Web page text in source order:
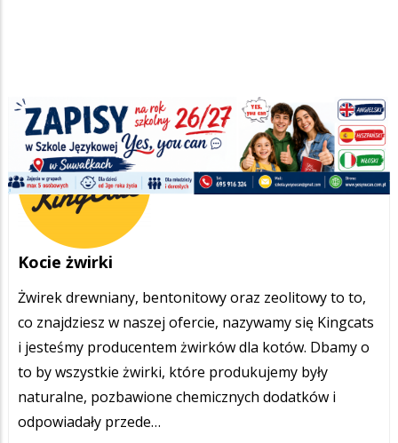
Kocie żwirki
Żwirek drewniany, bentonitowy oraz zeolitowy to to,
co znajdziesz w naszej ofercie, nazywamy się Kingcats
i jesteśmy producentem żwirków dla kotów. Dbamy o
to by wszystkie żwirki, które produkujemy były
naturalne, pozbawione chemicznych dodatków i
odpowiadały przede…